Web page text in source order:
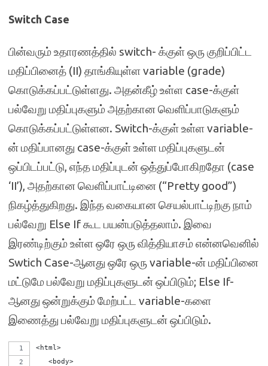
Switch Case
பின்வரும் உதாரணத்தில் switch- க்குள் ஒரு குறிப்பிட்ட
மதிப்பினைத் (II) தாங்கியுள்ள variable (grade)
கொடுக்கப்பட்டுள்ளது. அதன்கீழ் உள்ள case-க்குள்
பல்வேறு மதிப்புகளும் அதற்கான வெளிப்பாடுகளும்
கொடுக்கப்பட்டுள்ளன. Switch-க்குள் உள்ள variable-
ன் மதிப்பானது case-க்குள் உள்ள மதிப்புகளுடன்
ஒப்பிடப்பட்டு, எந்த மதிப்புடன் ஒத்துப்போகிறதோ (case
‘II’), அதற்கான வெளிப்பாட்டினை (“Pretty good”)
நிகழ்த்துகிறது. இந்த வகையான செயல்பாட்டிற்கு நாம்
பல்வேறு Else If கூட பயன்படுத்தலாம். இவை
இரண்டிற்கும் உள்ள ஒரே ஒரு வித்தியாசம் என்னவெனில்
Swtich Case-ஆனது ஒரே ஒரு variable-ன் மதிப்பினை
மட்டுமே பல்வேறு மதிப்புகளுடன் ஒப்பிடும்; Else If-
ஆனது ஒன்றுக்கும் மேற்பட்ட variable-களை
இணைத்து பல்வேறு மதிப்புகளுடன் ஒப்பிடும்.
<html>
   <body>